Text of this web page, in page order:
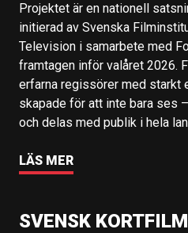
Projektet är en nationell
initierad av Svenska
Television i samarbete med
framtagen inför valåret 2026.
erfarna regissörer med starkt
skapade för att inte bara ses
och delas med publik i hela
LÄS MER
SVENSK